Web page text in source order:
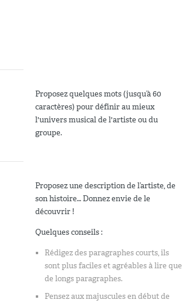
Proposez quelques mots (jusqu’à 60
caractères) pour définir au mieux
l'univers musical de l'artiste ou du
groupe.
Proposez une description de l’artiste, de
son histoire… Donnez envie de le
découvrir !
Quelques conseils :
Rédigez des paragraphes courts, ils
sont plus faciles et agréables à lire que
de longs paragraphes.
Pensez aux majuscules en début de